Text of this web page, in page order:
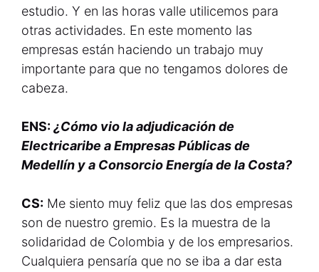
estudio. Y en las horas valle utilicemos para
otras actividades. En este momento las
empresas están haciendo un trabajo muy
importante para que no tengamos dolores de
cabeza.
ENS: ¿Cómo vio la adjudicación de
Electricaribe a Empresas Públicas de
Medellín y a Consorcio Energía de la Costa?
CS: Me siento muy feliz que las dos empresas
son de nuestro gremio. Es la muestra de la
solidaridad de Colombia y de los empresarios.
Cualquiera pensaría que no se iba a dar esta